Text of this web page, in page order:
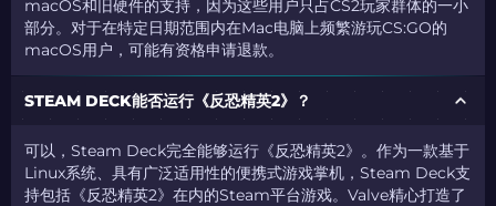
macOS和旧硬件的支持，因为这些用户只占CS2玩家群体的一小
部分。对于在特定日期范围内在Mac电脑上频繁游玩CS:GO的
macOS用户，可能有资格申请退款。
STEAM DECK能否运行《反恐精英2》？
可以，Steam Deck完全能够运行《反恐精英2》。作为一款基于
Linux系统、具有广泛适用性的便携式游戏掌机，Steam Deck支
持包括《反恐精英2》在内的Steam平台游戏。Valve精心打造了